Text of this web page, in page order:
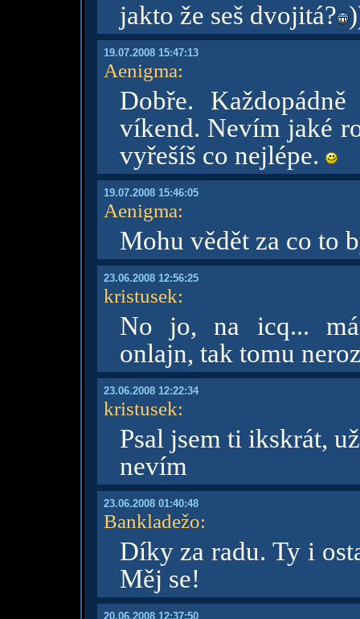
jakto že seš dvojitá?
19.07.2008 15:47:13
Aenigma:
Dobře.
víkend. Nevím jaké
vyřešíš co nejlépe.
19.07.2008 15:46:05
Aenigma:
Mohu vědět za co to
23.06.2008 12:56:25
kristusek:
No jo, na icq...
onlajn, tak tomu
23.06.2008 12:22:34
kristusek:
Psal jsem ti ikskrát,
nevím
23.06.2008 01:40:48
Bankladežo:
Díky za radu. Ty i
Měj se!
20.06.2008 12:37:50